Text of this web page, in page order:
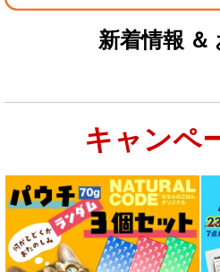
新着情報 ＆
キャンペ